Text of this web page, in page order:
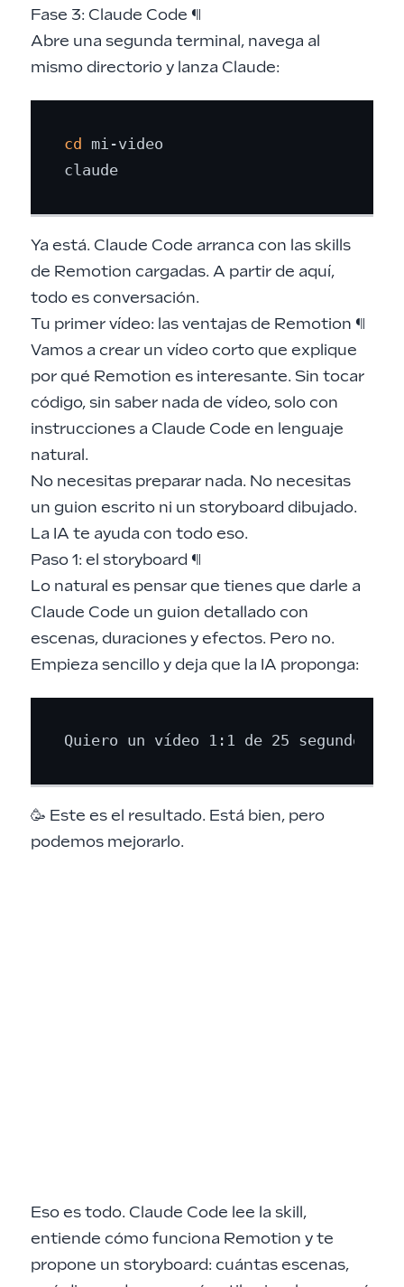
Fase 3: Claude Code ¶
Abre una segunda terminal, navega al
mismo directorio y lanza Claude:
cd
mi-video
Ya está. Claude Code arranca con las skills
de Remotion cargadas. A partir de aquí,
todo es conversación.
Tu primer vídeo: las ventajas de Remotion ¶
Vamos a crear un vídeo corto que explique
por qué Remotion es interesante. Sin tocar
código, sin saber nada de vídeo, solo con
instrucciones a Claude Code en lenguaje
natural.
No necesitas preparar nada. No necesitas
un guion escrito ni un storyboard dibujado.
La IA te ayuda con todo eso.
Paso 1: el storyboard ¶
Lo natural es pensar que tienes que darle a
Claude Code un guion detallado con
escenas, duraciones y efectos. Pero no.
Empieza sencillo y deja que la IA proponga:
🥳 Este es el resultado. Está bien, pero
podemos mejorarlo.
Eso es todo. Claude Code lee la skill,
entiende cómo funciona Remotion y te
propone un storyboard: cuántas escenas,